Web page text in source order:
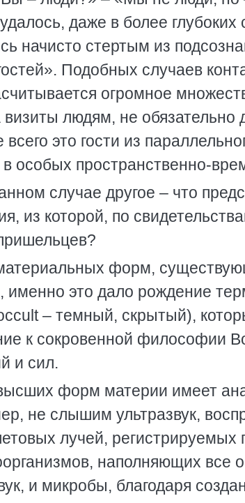
даже в более
начисто стертым из
Подобных случаев
огромное
людям, не
это гости из
особых пространственно-
случае другое – что
из которой, по
форм,
именно это дало рождение
– темный, скрытый),
к сокровенной философии
и сил.
форм материи имеет
не слышим ультразвук,
лучей, регистрируемых
наполняющих все
и микробы, благодаря